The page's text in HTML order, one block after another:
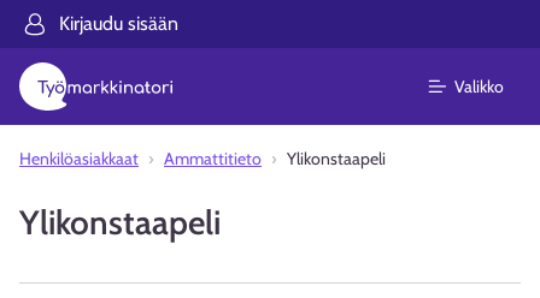
Kirjaudu sisään
Valikko
Henkilöasiakkaat Ammattitieto Ylikonstaapeli
Ylikonstaapeli